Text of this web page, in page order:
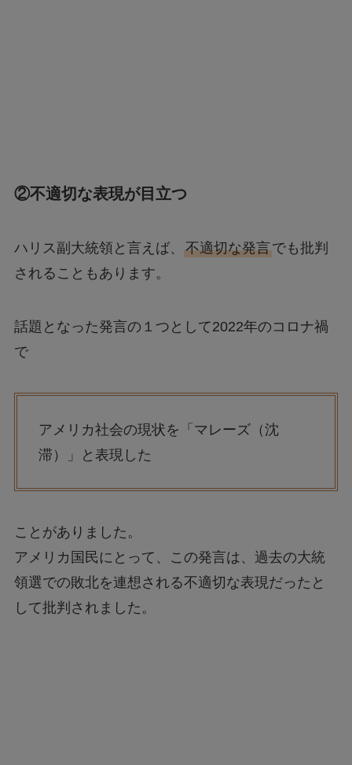
②不適切な表現が目立つ
ハリス副大統領と言えば、 不適切な発言でも批判
されることもあります。
話題となった発言の１つとして2022年のコロナ禍
で
アメリカ社会の現状を「マレーズ（沈
滞）」と表現した
ことがありました。
アメリカ国民にとって、この発言は、過去の大統
領選での敗北を連想される不適切な表現だったと
して批判されました。